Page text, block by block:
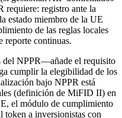
registro ante la
estado miembro de la UE
de las reglas locales
reporte continuas.
del NPPR—añade el requisito
cumplir la elegibilidad de los
bajo NPPR está
(definición de MiFID II) en
el módulo de cumplimiento
token a inversionistas con